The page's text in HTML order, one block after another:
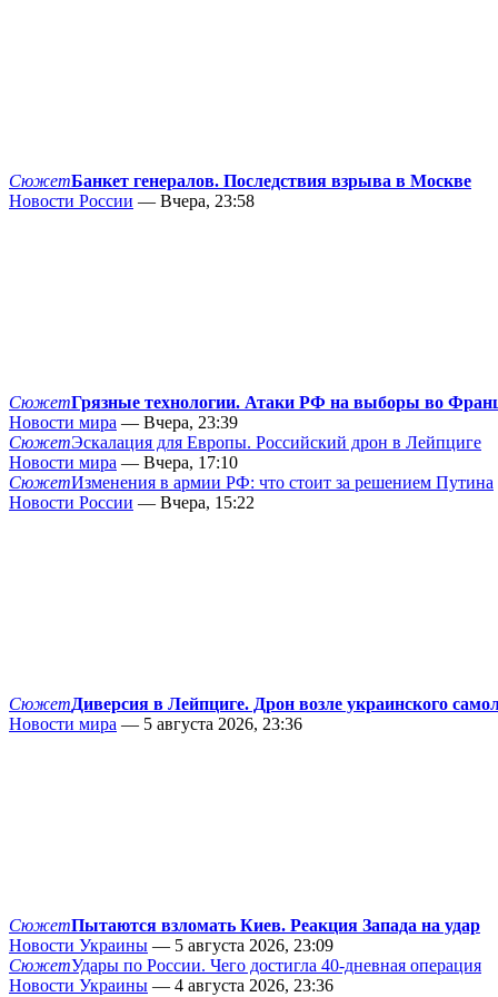
СюжетБанкет генералов. Последствия взрыва в Москве
Новости России — Вчера, 23:58
СюжетГрязные технологии. Атаки РФ на выборы во
Новости мира — Вчера, 23:39
СюжетЭскалация для Европы. Российский дрон в Лейпциге
Новости мира — Вчера, 17:10
СюжетИзменения в армии РФ: что стоит за решением Путина
Новости России — Вчера, 15:22
СюжетДиверсия в Лейпциге. Дрон возле украинского
Новости мира — 5 августа 2026, 23:36
СюжетПытаются взломать Киев. Реакция Запада на удар
Новости Украины — 5 августа 2026, 23:09
СюжетУдары по России. Чего достигла 40-дневная операция
Новости Украины — 4 августа 2026, 23:36